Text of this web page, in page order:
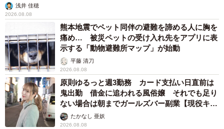
浅井 佳穂
2026.08.08
熊本地震でペット同伴の避難を諦める人に胸を
痛め… 被災ペットの受け入れ先をアプリに表
示する「動物避難所マップ」が始動
平藤 清刀
2026.08.08
原則ゆるっと週3勤務 カード支払い日直前は
鬼出勤 借金に追われる風俗嬢 それでも足り
ない場合は朝までガールズバー副業【現役キャ
ストに取材】
たかなし 亜妖
2026.08.08